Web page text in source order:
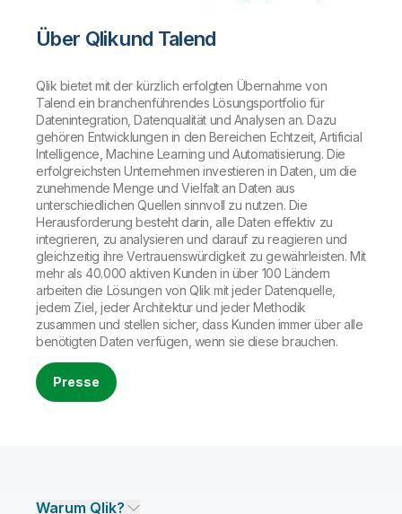
Über Qlik und Talend
Qlik bietet mit der kürzlich erfolgten Übernahme von
Talend ein branchenführendes Lösungsportfolio für
Datenintegration, Datenqualität und Analysen an. Dazu
gehören Entwicklungen in den Bereichen Echtzeit, Artificial
Intelligence, Machine Learning und Automatisierung. Die
erfolgreichsten Unternehmen investieren in Daten, um die
zunehmende Menge und Vielfalt an Daten aus
unterschiedlichen Quellen sinnvoll zu nutzen. Die
Herausforderung besteht darin, alle Daten effektiv zu
integrieren, zu analysieren und darauf zu reagieren und
gleichzeitig ihre Vertrauenswürdigkeit zu gewährleisten. Mit
mehr als 40.000 aktiven Kunden in über 100 Ländern
arbeiten die Lösungen von Qlik mit jeder Datenquelle,
jedem Ziel, jeder Architektur und jeder Methodik
zusammen und stellen sicher, dass Kunden immer über alle
benötigten Daten verfügen, wenn sie diese brauchen.
Presse
Warum Qlik?